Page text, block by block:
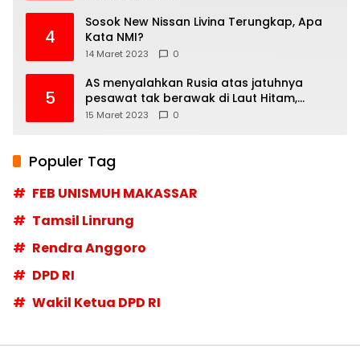
4
Sosok New Nissan Livina Terungkap, Apa
Kata NMI?
14 Maret 2023 0
5
AS menyalahkan Rusia atas jatuhnya
pesawat tak berawak di Laut Hitam,
Moskow menyangkal
15 Maret 2023 0
Populer Tag
FEB UNISMUH MAKASSAR
Tamsil Linrung
Rendra Anggoro
DPD RI
Wakil Ketua DPD RI